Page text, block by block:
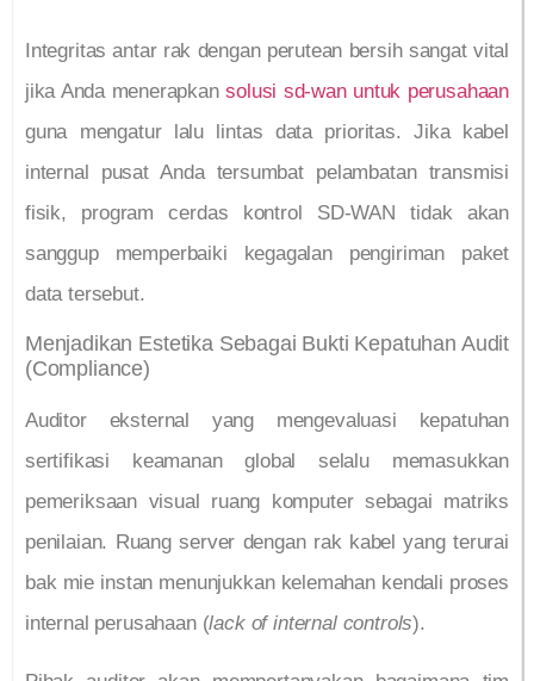
Integritas antar rak dengan perutean bersih sangat vital
jika Anda menerapkansolusi sd-wan untuk perusahaan
guna mengatur lalu lintas data prioritas. Jika kabel
internal pusat Anda tersumbat pelambatan transmisi
fisik, program cerdas kontrol SD-WAN tidak akan
sanggup memperbaiki kegagalan pengiriman paket
data tersebut.
Menjadikan Estetika Sebagai Bukti Kepatuhan Audit
(Compliance)
Auditor eksternal yang mengevaluasi kepatuhan
sertifikasi keamanan global selalu memasukkan
pemeriksaan visual ruang komputer sebagai matriks
penilaian. Ruang server dengan rak kabel yang terurai
bak mie instan menunjukkan kelemahan kendali proses
internal perusahaan (lack of internal controls).